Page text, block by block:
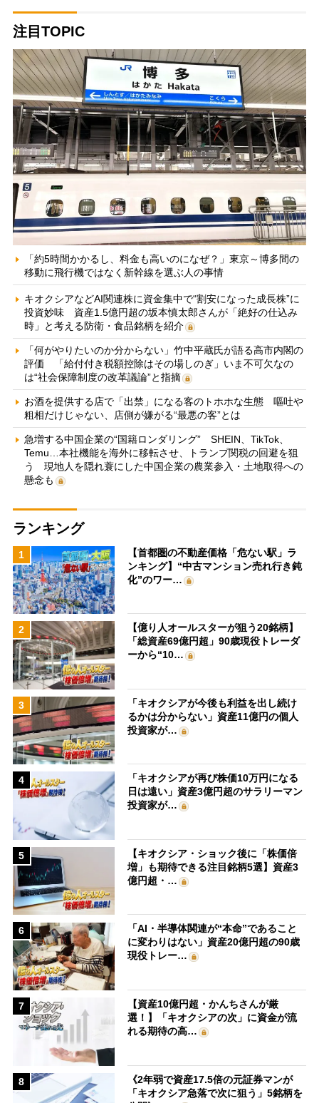
注目TOPIC
「約5時間かかるし、料金も高いのになぜ？」東京～博多間の
移動に飛行機ではなく新幹線を選ぶ人の事情
キオクシアなどAI関連株に資金集中で“割安になった成長株”に
投資妙味 資産1.5億円超の坂本慎太郎さんが「絶好の仕込み
時」と考える防衛・食品銘柄を紹介
「何がやりたいのか分からない」竹中平蔵氏が語る高市内閣の
評価 「給付付き税額控除はその場しのぎ」いま不可欠なの
は“社会保障制度の改革議論”と指摘
お酒を提供する店で「出禁」になる客のトホホな生態 嘔吐や
粗相だけじゃない、店側が嫌がる“最悪の客”とは
急増する中国企業の“国籍ロンダリング” SHEIN、TikTok、
Temu…本社機能を海外に移転させ、トランプ関税の回避を狙
う 現地人を隠れ蓑にした中国企業の農業参入・土地取得への
懸念も
ランキング
1
【首都圏の不動産価格「危ない駅」ラ
ンキング】“中古マンション売れ行き鈍
化”のワー…
2
【億り人オールスターが狙う20銘柄】
「総資産69億円超」90歳現役トレーダ
ーから“10…
3
「キオクシアが今後も利益を出し続け
るかは分からない」資産11億円の個人
投資家が…
4
「キオクシアが再び株価10万円になる
日は遠い」資産3億円超のサラリーマン
投資家が…
5
【キオクシア・ショック後に「株価倍
増」も期待できる注目銘柄5選】資産3
億円超・…
6
「AI・半導体関連が“本命”であること
に変わりはない」資産20億円超の90歳
現役トレー…
7
【資産10億円超・かんちさんが厳
選！】「キオクシアの次」に資金が流
れる期待の高…
8
《2年弱で資産17.5倍の元証券マンが
「キオクシア急落で次に狙う」5銘柄を